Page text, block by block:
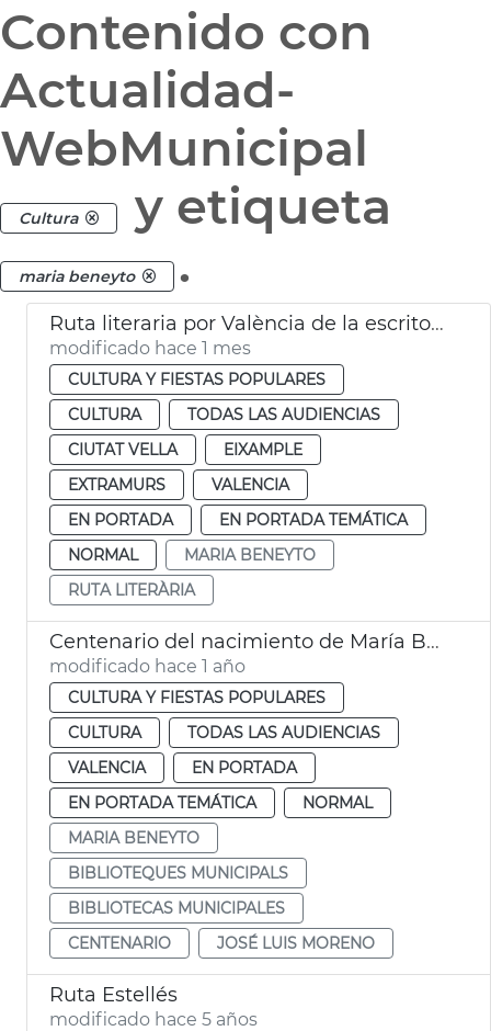
Contenido con
Actualidad-
WebMunicipal
Cultura y etiqueta
maria beneyto .
Ruta literaria por València de la escritora Maria Beneyto
modificado hace 1 mes
CULTURA Y FIESTAS POPULARES
CULTURA
TODAS LAS AUDIENCIAS
CIUTAT VELLA
EIXAMPLE
EXTRAMURS
VALENCIA
EN PORTADA
EN PORTADA TEMÁTICA
NORMAL
MARIA BENEYTO
RUTA LITERÀRIA
Centenario del nacimiento de María Beneyto
modificado hace 1 año
CULTURA Y FIESTAS POPULARES
CULTURA
TODAS LAS AUDIENCIAS
VALENCIA
EN PORTADA
EN PORTADA TEMÁTICA
NORMAL
MARIA BENEYTO
BIBLIOTEQUES MUNICIPALS
BIBLIOTECAS MUNICIPALES
CENTENARIO
JOSÉ LUIS MORENO
Ruta Estellés
modificado hace 5 años